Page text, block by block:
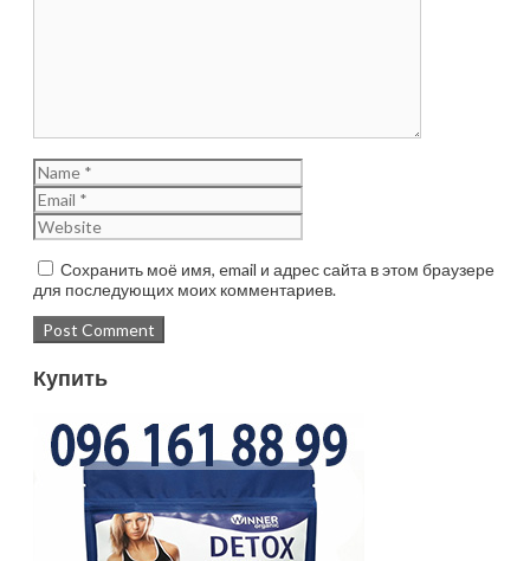
Сохранить моё имя, email и адрес сайта в этом браузере
для последующих моих комментариев.
Купить